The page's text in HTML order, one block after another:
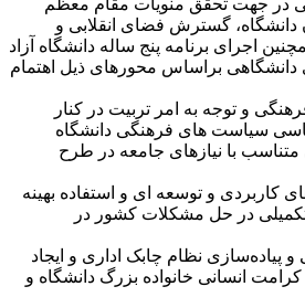
گسترش فضای انقلابی و
اجرای برنامه پنج ساله دانشگاه آزاد
دانشگاهی براساس محورهای ذیل اهتمام
و توجه به امر تربیت در کنار
سیاست های فرهنگی دانشگاه
متناسب با نیازهای جامعه در طرح
کاربردی و توسعه ای و استفاده بهینه
در حل مشکلات کشور در
و پیاده‌سازی نظام چابک اداری و ایجاد
انسانی خانواده بزرگ دانشگاه و